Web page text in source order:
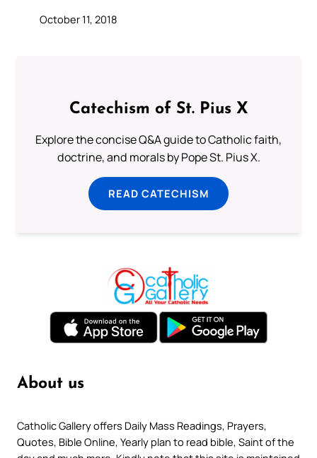
October 11, 2018
Catechism of St. Pius X
Explore the concise Q&A guide to Catholic faith,
doctrine, and morals by Pope St. Pius X.
READ CATECHISM
About us
Catholic Gallery offers Daily Mass Readings, Prayers,
Quotes, Bible Online, Yearly plan to read bible, Saint of the